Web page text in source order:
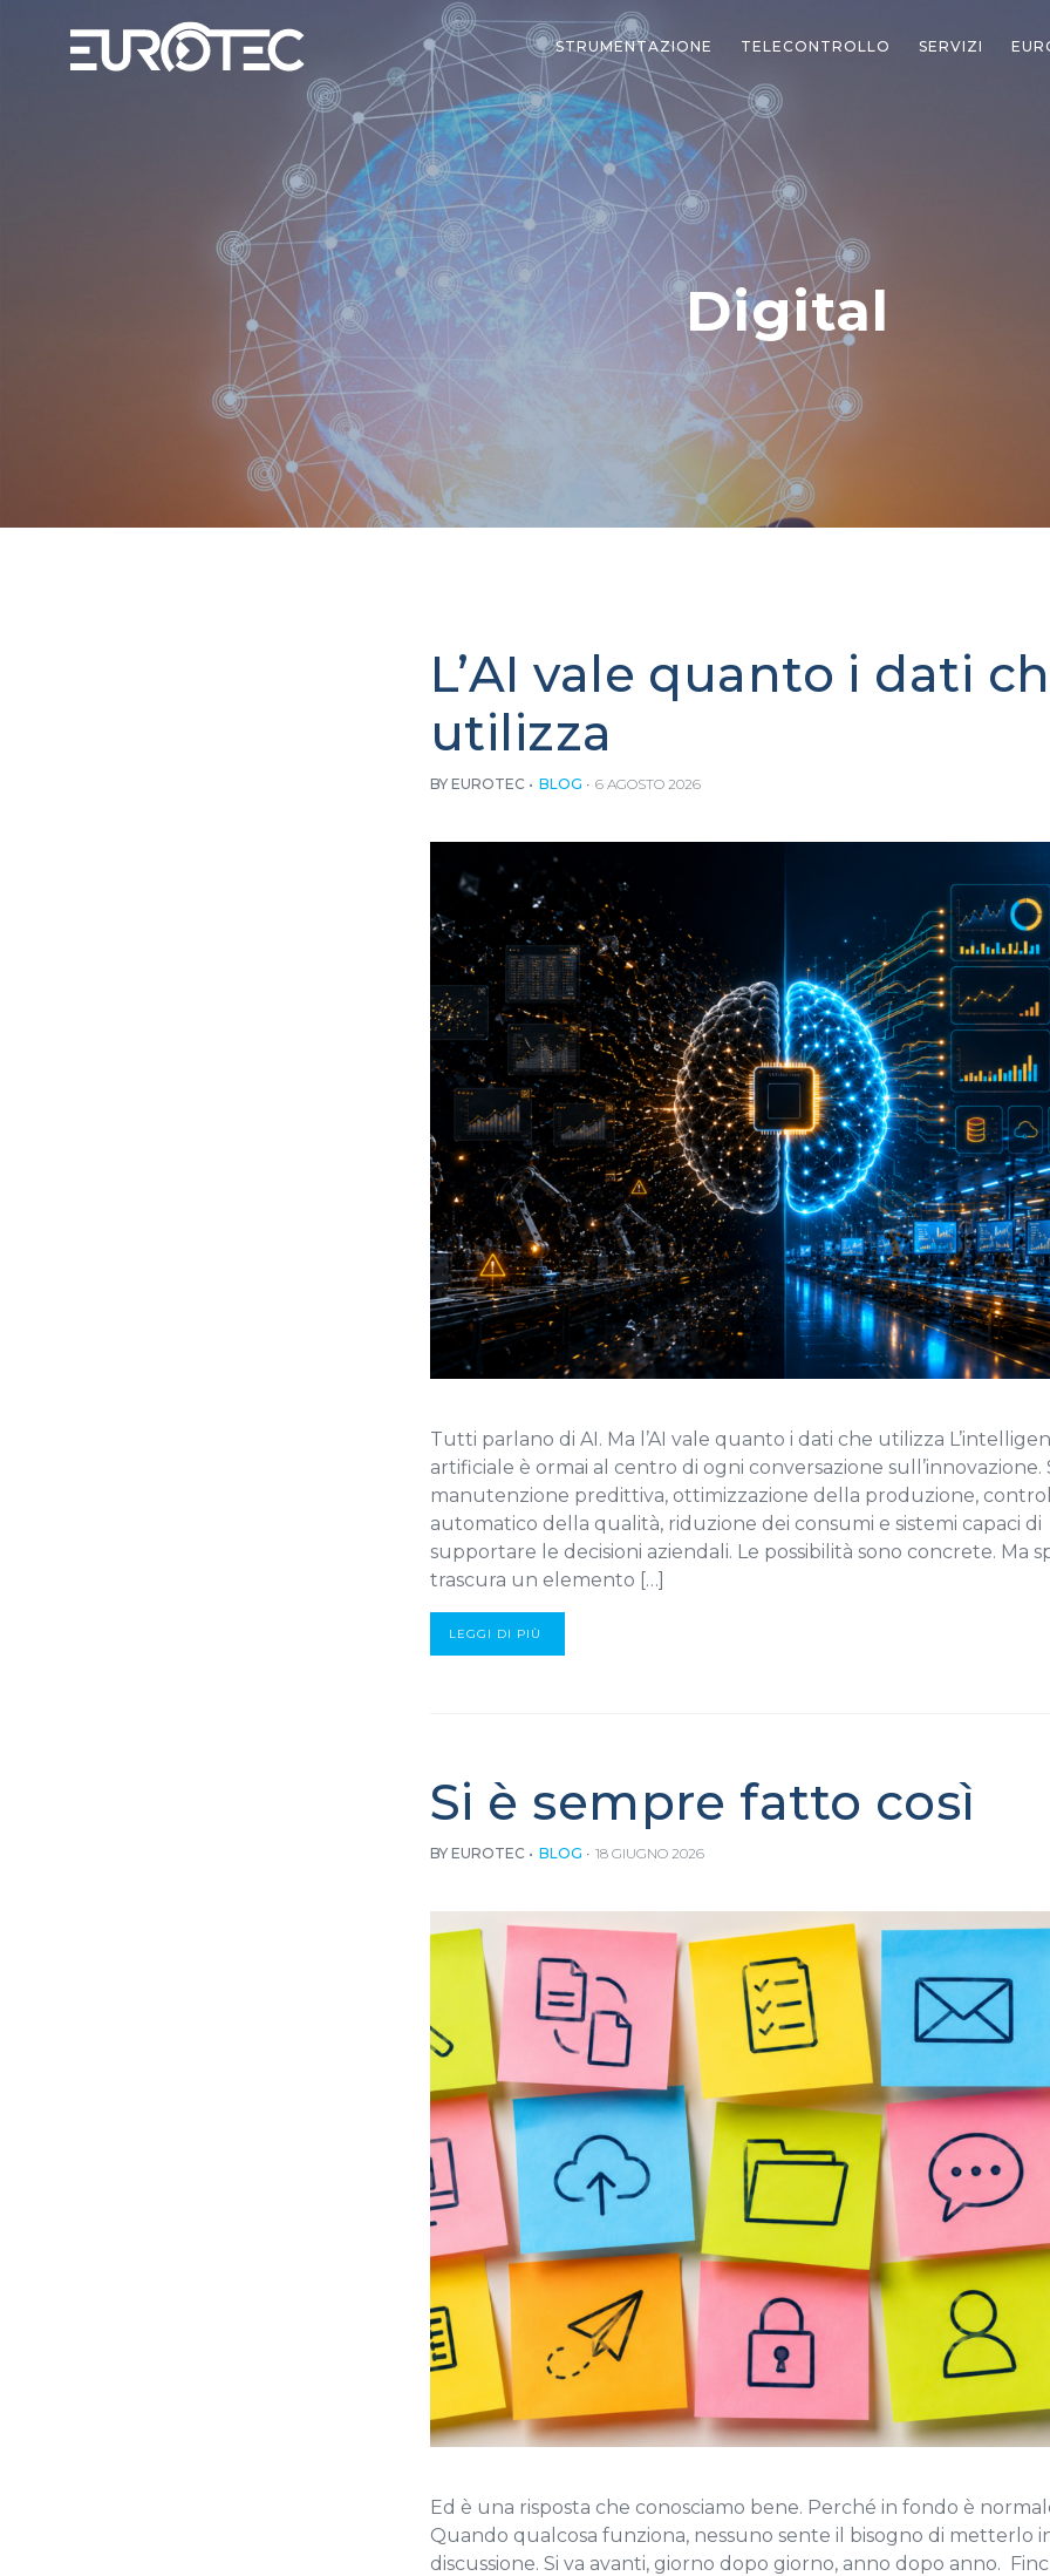
STRUMENTAZIONE TELECONTROLLO SERVIZI
Digital
L’AI vale quanto i dati
utilizza
BY EUROTEC BLOG 6 AGOSTO 2026
Tutti parlano di AI. Ma l’AI vale quanto i dati che utilizza
artificiale è ormai al centro di ogni conversazione sull’innovazione.
manutenzione predittiva, ottimizzazione della produzione,
automatico della qualità, riduzione dei consumi e sistemi capaci di
supportare le decisioni aziendali. Le possibilità sono concrete. Ma
trascura un elemento […]
LEGGI DI PIÙ
Si è sempre fatto così
BY EUROTEC BLOG 18 GIUGNO 2026
Ed è una risposta che conosciamo bene. Perché in fondo è
Quando qualcosa funziona, nessuno sente il bisogno di metterlo
discussione. Si va avanti, giorno dopo giorno, anno dopo anno.